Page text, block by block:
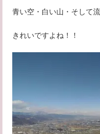
青い空・白い山・そして流
きれいですよね！！